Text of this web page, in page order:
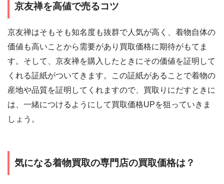
京友禅を高値で売るコツ
京友禅はそもそも知名度も抜群で人気が高く、着物自体の
価値も高いことから需要があり買取価格に期待がもてま
す。そして、京友禅を購入したときにその価値を証明して
くれる証紙がついてきます。この証紙があることで着物の
産地や品質を証明してくれますので、買取りにだすときに
は、一緒につけるようにして買取価格UPを狙っていきま
しょう。
気になる着物買取の専門店の買取価格は？